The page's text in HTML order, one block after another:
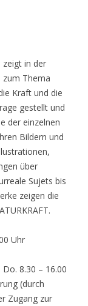
zeigt in der
zum Thema
Kraft und die
gestellt und
der einzelnen
Bildern und
über
Sujets bis
zeigen die
Uhr
8.30 – 16.00
(durch
Zugang zur